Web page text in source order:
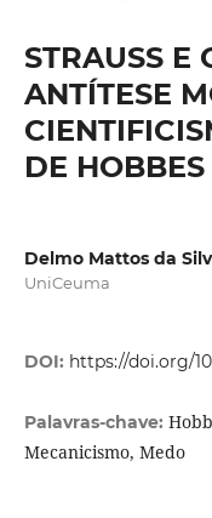
STRAUSS E
ANTÍTESE
DE HOBBES
Delmo Mattos da
UniCeuma
DOI: https://doi.org/
Palavras-chave:
Mecanicismo, Medo